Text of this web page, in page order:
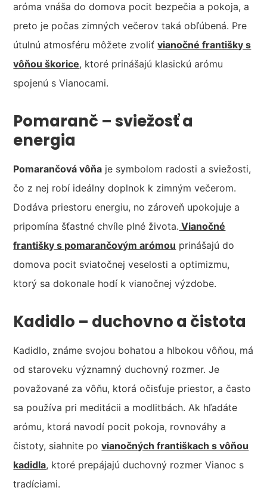
aróma vnáša do domova pocit bezpečia a pokoja, a
preto je počas zimných večerov taká obľúbená. Pre
útulnú atmosféru môžete zvoliťvianočné františky s
vôňou škorice, ktoré prinášajú klasickú arómu
spojenú s Vianocami.
Pomaranč – sviežosť a
energia
Pomarančová vôňa je symbolom radosti a sviežosti,
čo z nej robí ideálny doplnok k zimným večerom.
Dodáva priestoru energiu, no zároveň upokojuje a
pripomína šťastné chvíle plné života. Vianočné
františky s pomarančovým arómou prinášajú do
domova pocit sviatočnej veselosti a optimizmu,
ktorý sa dokonale hodí k vianočnej výzdobe.
Kadidlo – duchovno a čistota
Kadidlo, známe svojou bohatou a hlbokou vôňou, má
od staroveku významný duchovný rozmer. Je
považované za vôňu, ktorá očisťuje priestor, a často
sa používa pri meditácii a modlitbách. Ak hľadáte
arómu, ktorá navodí pocit pokoja, rovnováhy a
čistoty, siahnite povianočných františkach s vôňou
kadidla, ktoré prepájajú duchovný rozmer Vianoc s
tradíciami.